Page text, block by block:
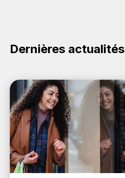
Dernières actualités